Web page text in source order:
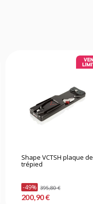
Shape VCTSH plaque de
trépied
-49% 395,80 €
200,90 €